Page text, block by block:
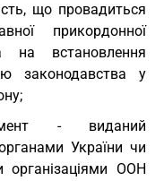
що провадиться
прикордонної
на встановлення
законодавства у
- виданий
України чи
організаціями ООН